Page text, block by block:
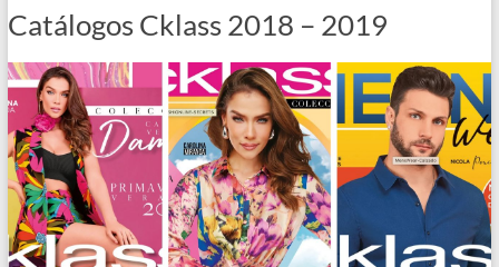
Estrellas
Catálogos Cklass 2018 – 2019